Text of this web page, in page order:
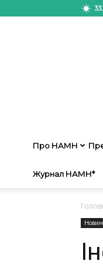
Про НАМН
Журнал НАМН*